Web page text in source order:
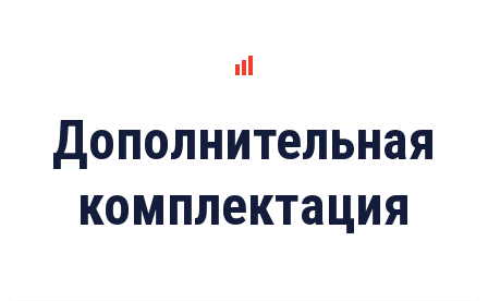
Дополнительная
комплектация